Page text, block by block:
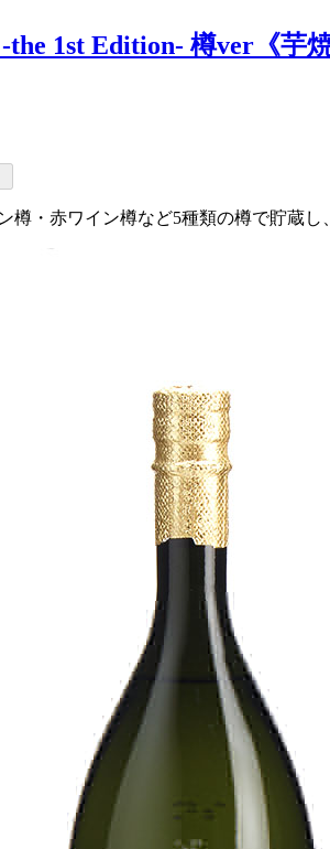
1st Edition- 樽ver《芋焼
樽・赤ワイン樽など5種類の樽で貯蔵